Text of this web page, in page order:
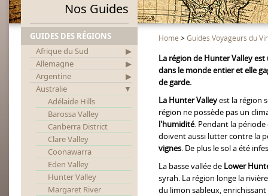
Nos Guides
GUIDES DES RÉGIONS
Afrique du Sud
Allemagne
Argentine
Australie
Adélaide Hills
Barossa Valley
Canberra District
Clare Valley
Coonawarra
Eden Valley
Hunter Valley
Margaret River
Home >Guides Voyageurs du
La région de Hunter Valley
dans le monde entier et elle
de garde.
La Hunter Valleyest la région
région ne possède pas un
l'humidité. Pendant la
doivent aussi lutter contre la
vignes. De plus le sol a été
La basse vallée de Lower
syrah. La région longe la
du limon sableux, enrichissant